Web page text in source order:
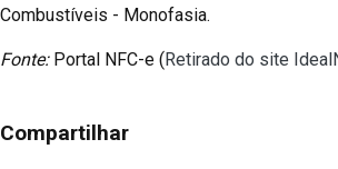
Combustíveis - Monofasia.
Fonte:Portal NFC-e (Retirado do site
Compartilhar